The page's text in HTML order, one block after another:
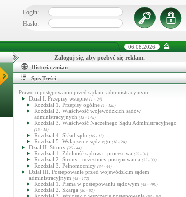
Login:
Hasło:
06.08.2026
Zaloguj się, aby pozbyć się reklam.
Historia zmian
Spis Treści
Prawo o postępowaniu przed sądami administracyjnymi
Dział I. Przepisy wstępne (1 - 24)
Rozdział 1. Przepisy ogólne (1 - 12b)
Rozdział 2. Właściwość wojewódzkich sądów
administracyjnych (13 - 14a)
Rozdział 3. Właściwość Naczelnego Sądu Administracyjnego
(15 - 15)
Rozdział 4. Skład sądu (16 - 17)
Rozdział 5. Wyłączenie sędziego (18 - 24)
Dział II. Strony (25 - 44)
Rozdział 1. Zdolność sądowa i procesowa (25 - 31)
Rozdział 2. Strony i uczestnicy postępowania (32 - 33)
Rozdział 3. Pełnomocnicy (34 - 44)
Dział III. Postępowanie przed wojewódzkim sądem
administracyjnym (45 - 172)
Rozdział 1. Pisma w postępowaniu sądowym (45 - 49b)
Rozdział 2. Skarga (50 - 62)